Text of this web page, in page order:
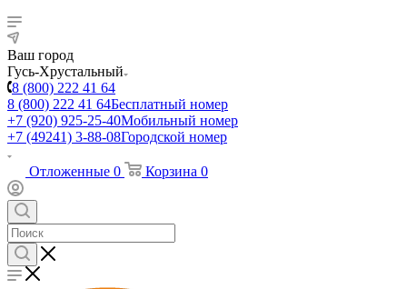
Ваш город
Гусь-Хрустальный
8 (800) 222 41 64
8 (800) 222 41 64Бесплатный номер
+7 (920) 925-25-40Мобильный номер
+7 (49241) 3-88-08Городской номер
Отложенные 0 Корзина 0